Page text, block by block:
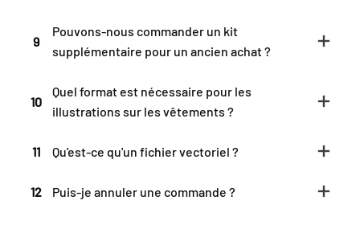
9
Pouvons-nous commander un kit
supplémentaire pour un ancien achat ?
10
Quel format est nécessaire pour les
illustrations sur les vêtements ?
11 Qu'est-ce qu'un fichier vectoriel ?
12 Puis-je annuler une commande ?